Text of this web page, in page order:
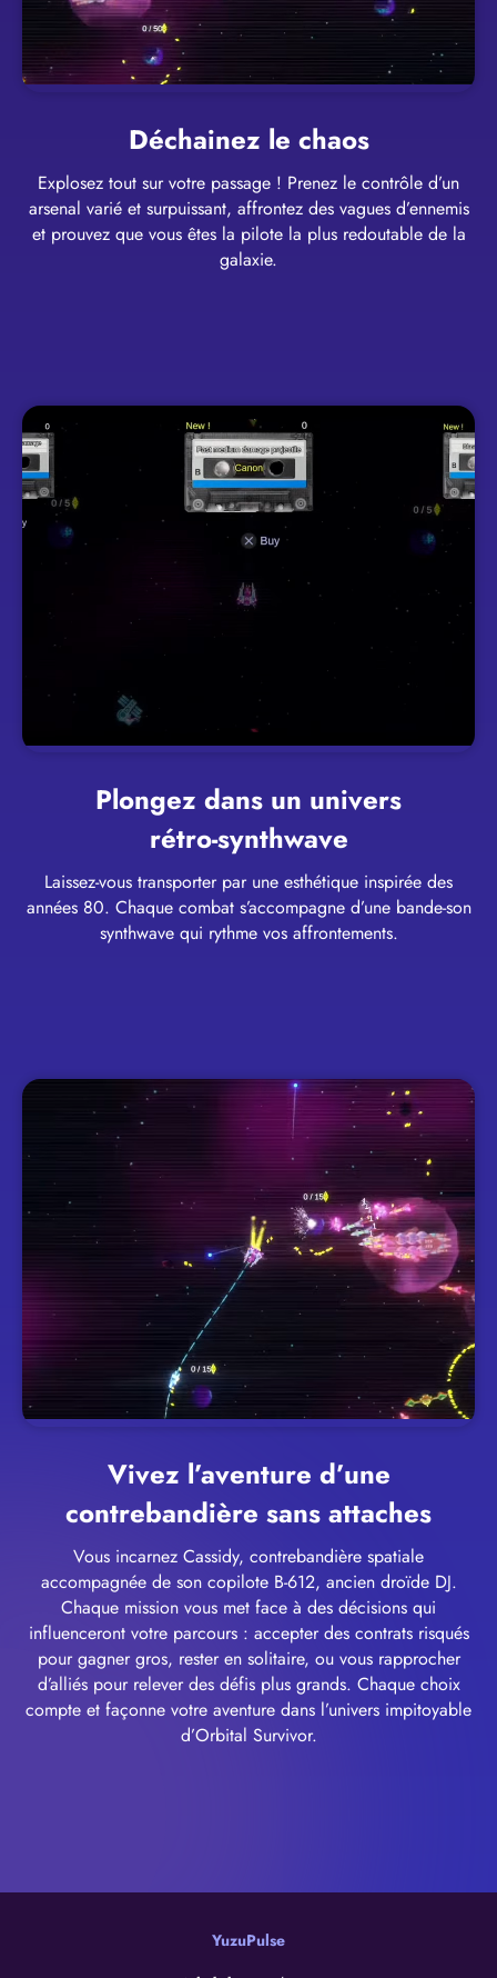
Déchainez le chaos
Explosez tout sur votre passage ! Prenez le contrôle d’un
arsenal varié et surpuissant, affrontez des vagues d’ennemis
et prouvez que vous êtes la pilote la plus redoutable de la
galaxie.
Plongez dans un univers
rétro‑synthwave
Laissez-vous transporter par une esthétique inspirée des
années 80. Chaque combat s’accompagne d’une bande-son
synthwave qui rythme vos affrontements.
Vivez l’aventure d’une
contrebandière sans attaches
Vous incarnez Cassidy, contrebandière spatiale
accompagnée de son copilote B-612, ancien droïde DJ.
Chaque mission vous met face à des décisions qui
influenceront votre parcours : accepter des contrats risqués
pour gagner gros, rester en solitaire, ou vous rapprocher
d’alliés pour relever des défis plus grands. Chaque choix
compte et façonne votre aventure dans l’univers impitoyable
d’Orbital Survivor.
YuzuPulse